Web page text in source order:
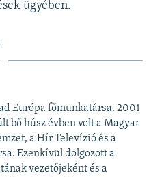
ügyében.
Európa főmunkatársa. 2001
bő húsz évben volt a Magyar
a Hír Televízió és a
Ezenkívül dolgozott a
vezetőjeként és a